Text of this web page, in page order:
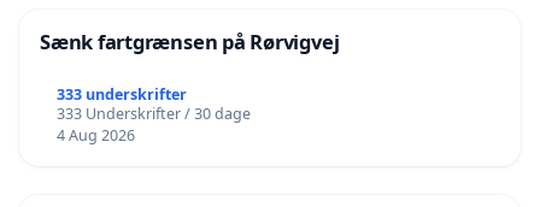
Sænk fartgrænsen på Rørvigvej
333 underskrifter
333 Underskrifter / 30 dage
4 Aug 2026